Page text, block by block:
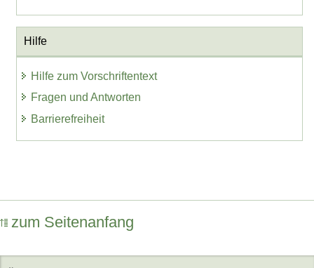
Hilfe
Hilfe zum Vorschriftentext
Fragen und Antworten
Barrierefreiheit
zum Seitenanfang